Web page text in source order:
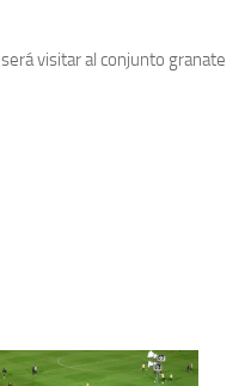
será visitar al conjunto granate